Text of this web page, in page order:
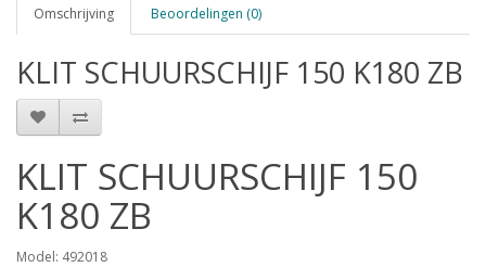
Omschrijving Beoordelingen (0)
KLIT SCHUURSCHIJF 150 K180 ZB
KLIT SCHUURSCHIJF 150
K180 ZB
Model: 492018